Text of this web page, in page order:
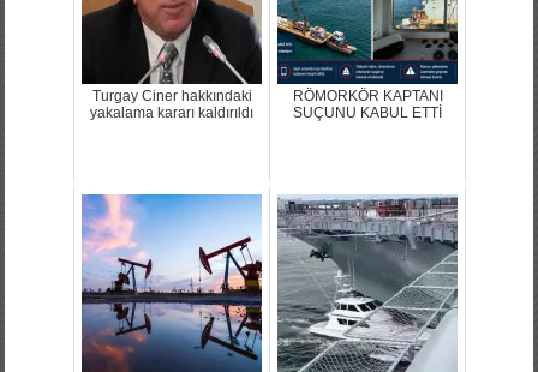
Turgay Ciner hakkındaki
yakalama kararı kaldırıldı
RÖMORKÖR KAPTANI
SUÇUNU KABUL ETTİ